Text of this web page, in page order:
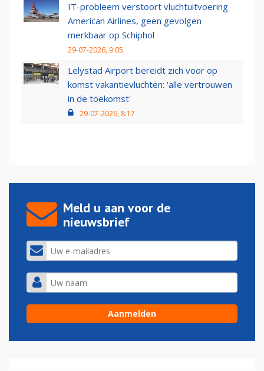
IT-probleem verstoort vluchtuitvoering
American Airlines, geen gevolgen
merkbaar op Schiphol
29-07-2026, 9:05
Lelystad Airport bereidt zich voor op
komst vakantievluchten: 'alle vertrouwen
in de toekomst'
29-07-2026, 8:17
Meld u aan voor de
nieuwsbrief